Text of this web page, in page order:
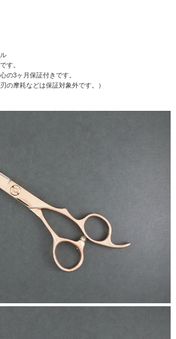
す。
の3ヶ月保証付きです。
の摩耗などは保証対象外です。）